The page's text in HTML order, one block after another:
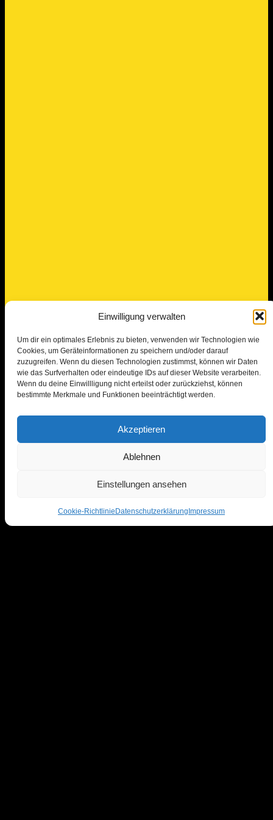
Einwilligung verwalten
Um dir ein optimales Erlebnis zu bieten, verwenden wir Technologien wie
Cookies, um Geräteinformationen zu speichern und/oder darauf
zuzugreifen. Wenn du diesen Technologien zustimmst, können wir Daten
wie das Surfverhalten oder eindeutige IDs auf dieser Website verarbeiten.
Wenn du deine Einwillligung nicht erteilst oder zurückziehst, können
bestimmte Merkmale und Funktionen beeinträchtigt werden.
Akzeptieren
Ablehnen
Einstellungen ansehen
Cookie-Richtlinie Datenschutzerklärung Impressum
Anrufen Termin anfragen